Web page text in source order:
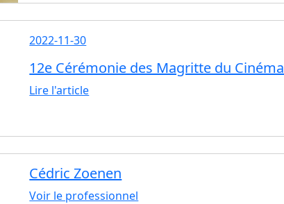
2022-11-30
12e Cérémonie des Magritte du Cinéma
Lire l'article
Cédric Zoenen
Voir le professionnel